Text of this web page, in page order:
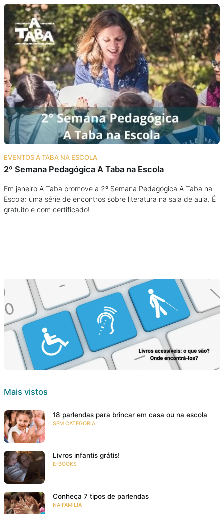
E-Books
Eventos
Podcast
Assine
Taba na Escola
EVENTOS A TABA NA ESCOLA
2º Semana Pedagógica A Taba na Escola
Em janeiro A Taba promove a 2º Semana Pedagógica A Taba na
Escola: uma série de encontros sobre literatura na sala de aula. É
gratuito e com certificado!
Mais vistos
18 parlendas para brincar em casa ou na escola
SEM CATEGORIA
Livros infantis grátis!
E-BOOKS
Conheça 7 tipos de parlendas
NA FAMÍLIA